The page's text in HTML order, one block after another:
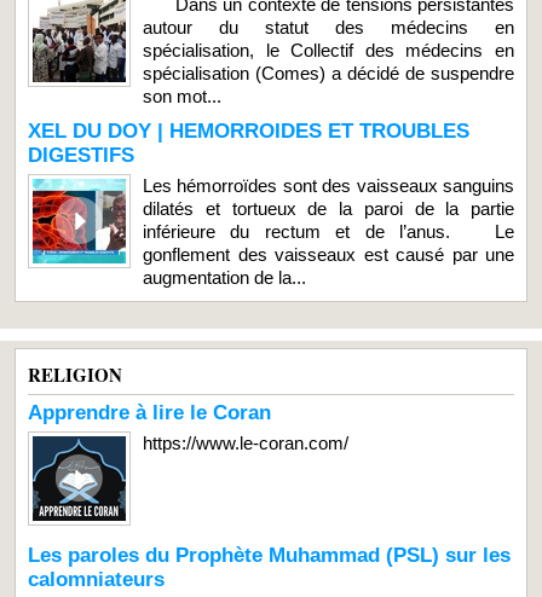
autour du statut des médecins en
spécialisation, le Collectif des médecins en
spécialisation (Comes) a décidé de suspendre
son mot...
XEL DU DOY | HEMORROIDES ET TROUBLES
DIGESTIFS
Les hémorroïdes sont des vaisseaux sanguins
dilatés et tortueux de la paroi de la partie
inférieure du rectum et de l’anus. Le
gonflement des vaisseaux est causé par une
augmentation de la...
RELIGION
Apprendre à lire le Coran
https://www.le-coran.com/
Les paroles du Prophète Muhammad (PSL) sur les
calomniateurs